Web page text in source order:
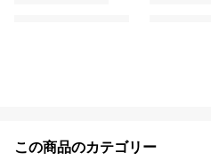
この商品のカテゴリー